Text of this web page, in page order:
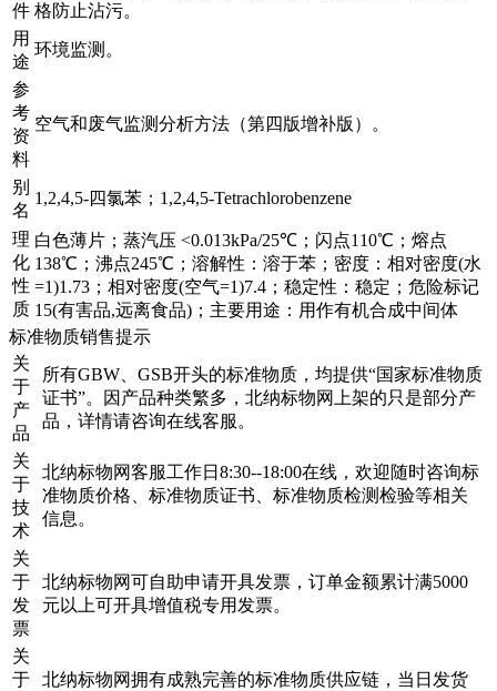
件 格防止沾污。
用
途
环境监测。
参
考
资
料
空气和废气监测分析方法（第四版增补版）。
别
名
1,2,4,5-四氯苯；1,2,4,5-Tetrachlorobenzene
理
化
性
质
白色薄片；蒸汽压 <0.013kPa/25℃；闪点110℃；熔点
138℃；沸点245℃；溶解性：溶于苯；密度：相对密度(水
=1)1.73；相对密度(空气=1)7.4；稳定性：稳定；危险标记
15(有害品,远离食品)；主要用途：用作有机合成中间体
标准物质销售提示
关
于
产
品
所有GBW、GSB开头的标准物质，均提供“国家标准物质
证书”。因产品种类繁多，北纳标物网上架的只是部分产
品，详情请咨询在线客服。
关
于
技
术
北纳标物网客服工作日8:30--18:00在线，欢迎随时咨询标
准物质价格、标准物质证书、标准物质检测检验等相关
信息。
关
于
发
票
北纳标物网可自助申请开具发票，订单金额累计满5000
元以上可开具增值税专用发票。
关
于
北纳标物网拥有成熟完善的标准物质供应链，当日发货